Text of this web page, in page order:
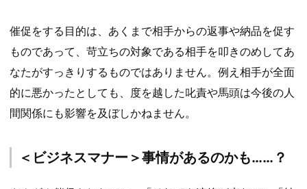
催促をする目的は、あくまで相手からの返事や納品を促す
ものであって、苛立ちの対象である相手を叩きのめしてあ
なたがすっきりするものではありません。例え相手が全面
的に悪かったとしても、度を越した叱責や馬頭は今後の人
間関係にも影響を及ぼしかねません。
＜ビジネスマナー＞事情があるのかも……？